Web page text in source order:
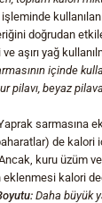
doğrudan
aşırı yağ
içinde
pilavı, beyaz
sarmasına
de kalori
kuru üzüm
kalori
Daha büyük